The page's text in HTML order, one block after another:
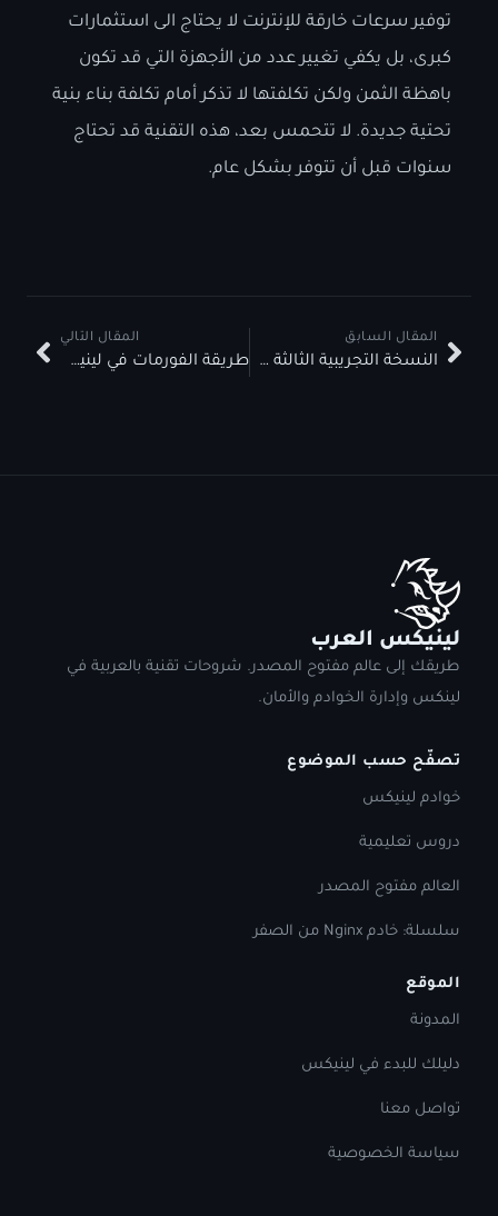
توفير سرعات خارقة للإنترنت لا يحتاج الى استثمارات
كبرى، بل يكفي تغيير عدد من الأجهزة التي قد تكون
باهظة الثمن ولكن تكلفتها لا تذكر أمام تكلفة بناء بنية
تحتية جديدة. لا تتحمس بعد، هذه التقنية قد تحتاج
سنوات قبل أن تتوفر بشكل عام.
المقال السابق
النسخة التجريبية الثالثة من نظام eXtern OS
المقال التالي
طريقة الفورمات في لينيكس
لينيكس العرب
طريقك إلى عالم مفتوح المصدر. شروحات تقنية بالعربية في
لينكس وإدارة الخوادم والأمان.
تصفّح حسب الموضوع
خوادم لينيكس
دروس تعليمية
العالم مفتوح المصدر
سلسلة: خادم Nginx من الصفر
الموقع
المدونة
دليلك للبدء في لينيكس
تواصل معنا
سياسة الخصوصية